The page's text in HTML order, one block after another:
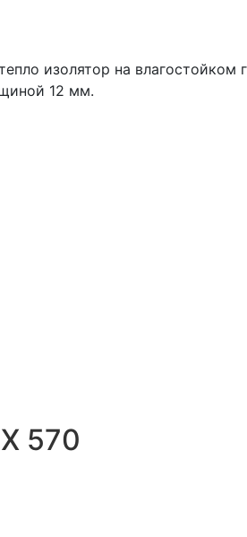
изолятор на влагостойком
12 мм.
570